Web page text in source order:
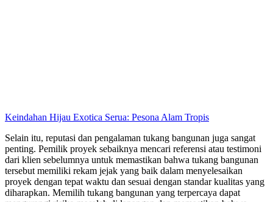
Keindahan Hijau Exotica Serua: Pesona Alam Tropis
Selain itu, reputasi dan pengalaman tukang bangunan juga sangat
penting. Pemilik proyek sebaiknya mencari referensi atau testimoni
dari klien sebelumnya untuk memastikan bahwa tukang bangunan
tersebut memiliki rekam jejak yang baik dalam menyelesaikan
proyek dengan tepat waktu dan sesuai dengan standar kualitas yang
diharapkan. Memilih tukang bangunan yang terpercaya dapat